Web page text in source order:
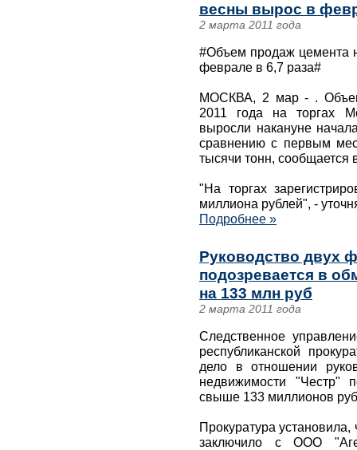
весны вырос в
2 марта 2011 года
#Объем продаж цемента
феврале в 6,7 раза#
МОСКВА, 2 мар - .
2011 года на торгах
выросли накануне
сравнению с первым
тысячи тонн, сообщается
"На торгах
миллиона рублей", -
Подробнее »
Руководство двух
подозревается в
на 133 млн руб
2 марта 2011 года
Следственное
республиканской
дело в отношении
недвижимости "Честр"
свыше 133 миллионов
Прокуратура
заключило с ООО